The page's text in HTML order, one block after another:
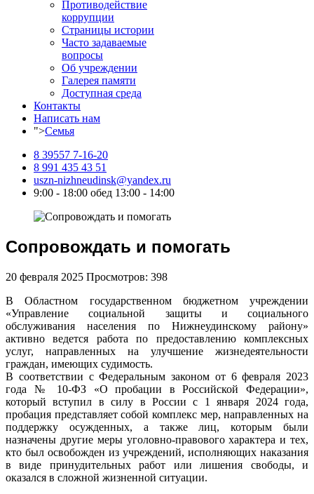
Противодействие
коррупции
Страницы истории
Часто задаваемые
вопросы
Об учреждении
Галерея памяти
Доступная среда
Контакты
Написать нам
">Семья
8 39557 7-16-20
8 991 435 43 51
uszn-nizhneudinsk@yandex.ru
9:00 - 18:00 обед 13:00 - 14:00
Сопровождать и помогать
20 февраля 2025 Просмотров: 398
В Областном государственном бюджетном учреждении
«Управление социальной защиты и социального
обслуживания населения по Нижнеудинскому району»
активно ведется работа по предоставлению комплексных
услуг, направленных на улучшение жизнедеятельности
граждан, имеющих судимость.
В соответствии с Федеральным законом от 6 февраля 2023
года № 10-ФЗ «О пробации в Российской Федерации»,
который вступил в силу в России с 1 января 2024 года,
пробация представляет собой комплекс мер, направленных на
поддержку осужденных, а также лиц, которым были
назначены другие меры уголовно-правового характера и тех,
кто был освобожден из учреждений, исполняющих наказания
в виде принудительных работ или лишения свободы, и
оказался в сложной жизненной ситуации.